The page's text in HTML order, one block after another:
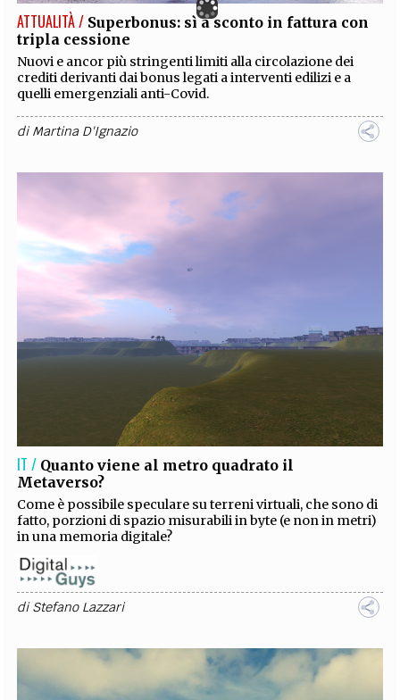
ATTUALITÀ / Superbonus: sì a sconto in fattura con
tripla cessione
Nuovi e ancor più stringenti limiti alla circolazione dei
crediti derivanti dai bonus legati a interventi edilizi e a
quelli emergenziali anti-Covid.
diMartina D'Ignazio
IT / Quanto viene al metro quadrato il
Metaverso?
Come è possibile speculare su terreni virtuali, che sono di
fatto, porzioni di spazio misurabili in byte (e non in metri)
in una memoria digitale?
diStefano Lazzari